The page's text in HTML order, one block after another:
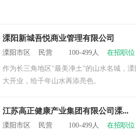
溧阳新城吾悦商业管理有限公司
溧阳市区 民营 100-499人 在招职
作为长三角地区"最美净土”的山水名城，
大开业，给千年山水再添亮色。
江苏高正健康产业集团有限公司溧...
溧阳市区 民营 100-499人 在招职